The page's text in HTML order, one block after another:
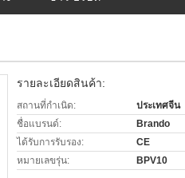
รายละเอียดสินค้า:
สถานที่กำเนิด:
ประเทศจีน
ชื่อแบรนด์:
Brando
ได้รับการรับรอง:
CE
หมายเลขรุ่น:
BPV10